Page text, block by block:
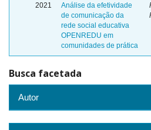
2021
Análise da efetividade
de comunicação da
rede social educativa
OPENREDU em
comunidades de prática
Busca facetada
Autor